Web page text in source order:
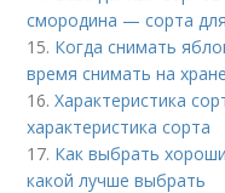
смородина — сорта
15. Когда снимать
время снимать на
16.Характеристика
характеристика сорта
17. Как выбрать
какой лучше выбрать